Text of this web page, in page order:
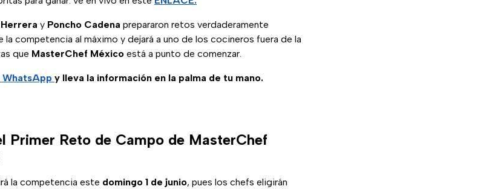
y Poncho Cadena prepararon retos verdaderamente
la competencia al máximo y dejará a uno de los cocineros fuera de la
que MasterChef México está a punto de comenzar.
WhatsApp y lleva la información en la palma de tu mano.
Primer Reto de Campo de MasterChef
la competencia este domingo 1 de junio, pues los chefs eligirán